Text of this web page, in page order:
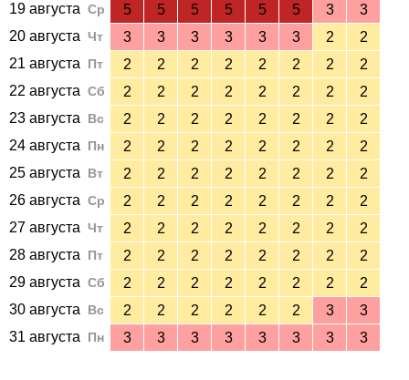
19 августа Ср 5 5 5 5 5 5 3
3
20 августа Чт 3 3 3 3 3 3 2
2
21 августа
Пт 2 2 2 2 2 2 2
2
22 августа Сб 2 2 2 2 2 2 2
2
23 августа
Вс 2 2 2 2 2 2 2
2
24 августа
Пн 2 2 2 2 2 2 2
2
25 августа
Вт 2 2 2 2 2 2 2
2
26 августа Ср 2 2 2 2 2 2 2
2
27 августа Чт 2 2 2 2 2 2 2
2
28 августа
Пт 2 2 2 2 2 2 2
2
29 августа Сб 2 2 2 2 2 2 2
2
30 августа
Вс 2 2 2 2 2 2 3
3
31 августа
Пн 3 3 3 3 3 3 3 3